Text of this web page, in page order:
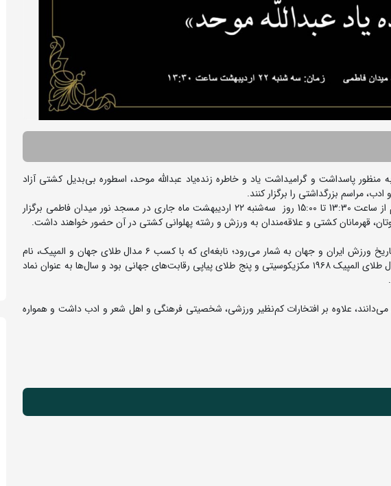
پاسداشت و گرامیداشت یاد و خاطره زنده‌یاد عبدالله موحد، اسطوره بی‌بدیل کشتی آزاد
مراسم بزرگداشتی را برگزار کنند.
به گزارش روابط عمومی فدراسیون کشتی، این مراسم از ساعت 13:30 تا 15:00 روز سه‌شنبه ۲۲ اردیبهشت ماه جاری در مسجد نور میدان فاطمی برگزار
قهرمانان کشتی و علاقه‌مندان به ورزش و رشته پهلوانی کشتی در آن حضور خواهند داشت.
زنده‌یاد عبدالله موحد یکی از پرافتخارترین چهره‌های تاریخ ورزش ایران و جهان به شمار می‌رود؛ نابغه‌ای که با کسب ۶ مدال طلای جهان و المپیک، نام
خود را در تاریخ کشتی آزاد جاودانه کرد. او دارنده مدال طلای المپیک ۱۹۶۸ مکزیکوسیتی و پنج طلای پیاپی رقابت‌های جهانی بود و سال‌ها به عنوان نماد
می‌دانند، علاوه بر افتخارات کم‌نظیر ورزشی، شخصیتی فرهنگی و اهل شعر و ادب داشت و همواره